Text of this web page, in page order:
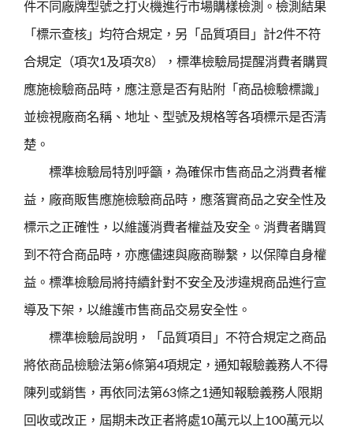
件不同廠牌型號之打火機進行市場購樣檢測。檢測結果
「標示查核」均符合規定，另「品質項目」計2件不符
合規定（項次1及項次8），標準檢驗局提醒消費者購買
應施檢驗商品時，應注意是否有貼附「商品檢驗標識」
並檢視廠商名稱、地址、型號及規格等各項標示是否清
楚。
標準檢驗局特別呼籲，為確保市售商品之消費者權
益，廠商販售應施檢驗商品時，應落實商品之安全性及
標示之正確性，以維護消費者權益及安全。消費者購買
到不符合商品時，亦應儘速與廠商聯繫，以保障自身權
益。標準檢驗局將持續針對不安全及涉違規商品進行宣
導及下架，以維護市售商品交易安全性。
標準檢驗局說明，「品質項目」不符合規定之商品
將依商品檢驗法第6條第4項規定，通知報驗義務人不得
陳列或銷售，再依同法第63條之1通知報驗義務人限期
回收或改正，屆期未改正者將處10萬元以上100萬元以